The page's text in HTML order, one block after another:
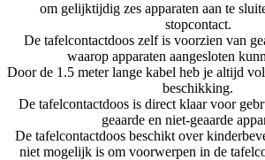
om gelijktijdig zes apparaten aan te
stopcontact.
De tafelcontactdoos zelf is voorzien van
waarop apparaten aangesloten
Door de 1.5 meter lange kabel heb je altijd
beschikking.
De tafelcontactdoos is direct klaar voor
geaarde en niet-geaarde
De tafelcontactdoos beschikt over
niet mogelijk is om voorwerpen in de